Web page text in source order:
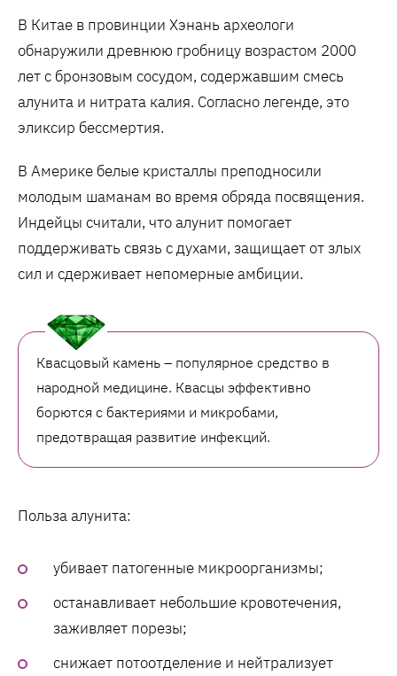
В Китае в провинции Хэнань археологи
обнаружили древнюю гробницу возрастом 2000
лет с бронзовым сосудом, содержавшим смесь
алунита и нитрата калия. Согласно легенде, это
эликсир бессмертия.
В Америке белые кристаллы преподносили
молодым шаманам во время обряда посвящения.
Индейцы считали, что алунит помогает
поддерживать связь с духами, защищает от злых
сил и сдерживает непомерные амбиции.
Квасцовый камень – популярное средство в
народной медицине. Квасцы эффективно
борются с бактериями и микробами,
предотвращая развитие инфекций.
Польза алунита:
убивает патогенные микроорганизмы;
останавливает небольшие кровотечения,
заживляет порезы;
снижает потоотделение и нейтрализует